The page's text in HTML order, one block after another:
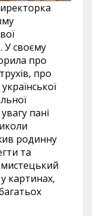
У своєму
про
про
пані
родинну
та
картинах,